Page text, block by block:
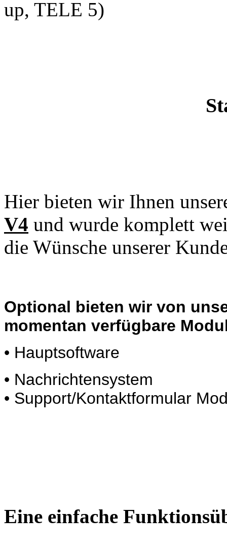
up, TELE 5)
Hier bieten wir Ihnen
V4 und wurde komplett
die Wünsche unserer
Optional bieten wir von
momentan verfügbare
• Hauptsoftware
• Nachrichtensystem
• Support/Kontaktformular
Eine einfache